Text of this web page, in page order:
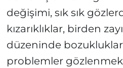
değişimi, sık sık
kızarıklıklar, birden
düzeninde
problemler